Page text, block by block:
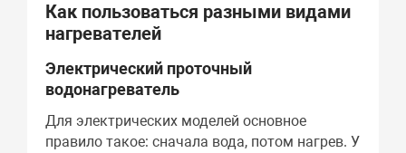
Как пользоваться разными видами
нагревателей
Электрический проточный
водонагреватель
Для электрических моделей основное
правило такое: сначала вода, потом нагрев. У